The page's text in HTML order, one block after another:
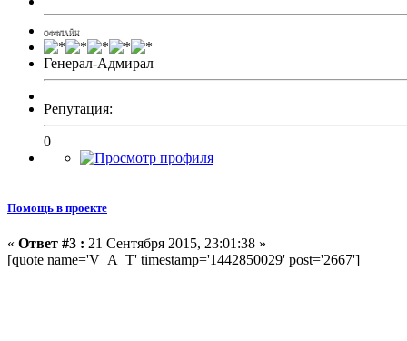
ОФФЛАЙН
Генерал-Адмирал
Репутация:
0
Помощь в проекте
« Ответ #3 : 21 Сентября 2015, 23:01:38 »
[quote name='V_A_T' timestamp='1442850029' post='2667']